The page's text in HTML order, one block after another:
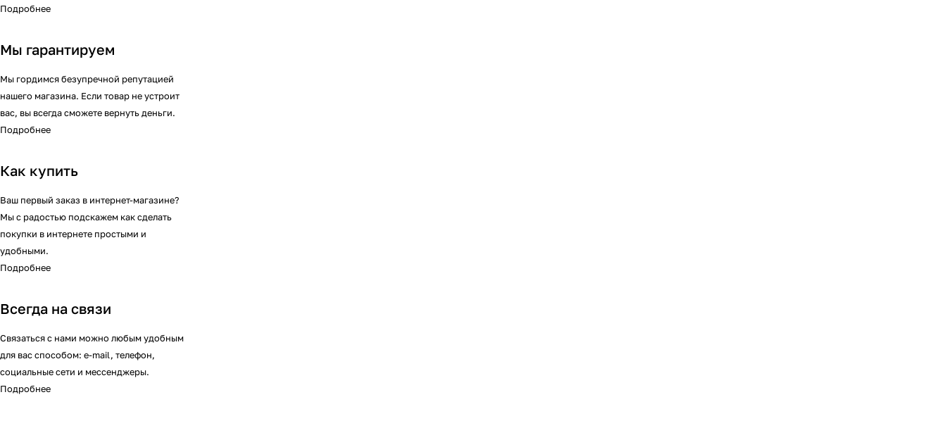
Подробнее
Мы гарантируем
Мы гордимся безупречной репутацией
нашего магазина. Если товар не устроит
вас, вы всегда сможете вернуть деньги.
Подробнее
Как купить
Ваш первый заказ в интернет-магазине?
Мы с радостью подскажем как сделать
покупки в интернете простыми и
удобными.
Подробнее
Всегда на связи
Связаться с нами можно любым удобным
для вас способом: e-mail, телефон,
социальные сети и мессенджеры.
Подробнее